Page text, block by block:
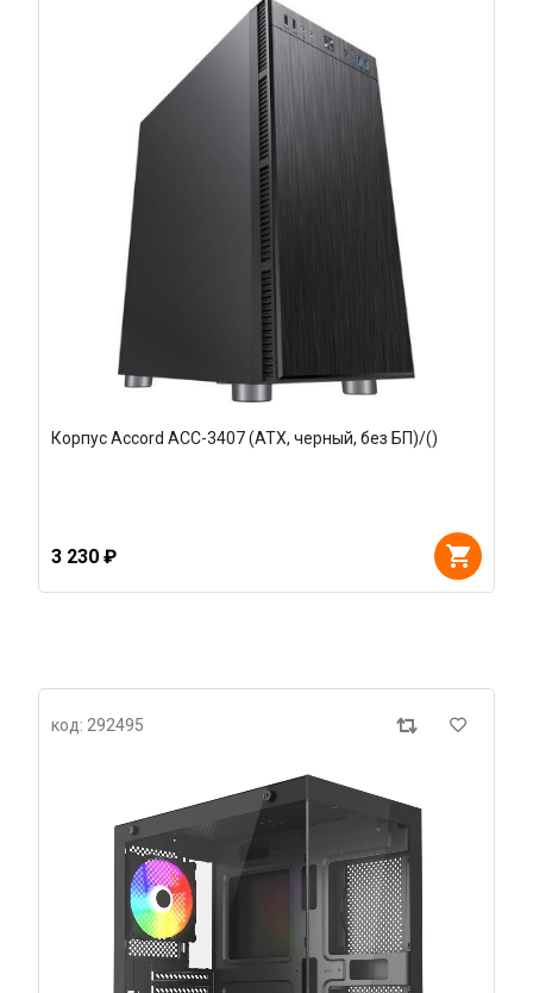
Корпус Accord ACC-3407 (ATX, черный, без БП)/()
3 230 ₽
код: 292495